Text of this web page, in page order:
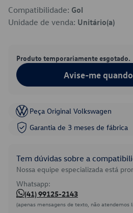
Compatibilidade: Gol
Unidade de venda: Unitário(a)
Produto temporariamente esgotado.
Avise-me
Peça Original Volkswagen
Garantia de 3 meses de fábrica
Tem dúvidas sobre a
Nossa equipe especializada está
Whatsapp:
(41) 99125-2143
(apenas mensagens de texto, não atendemos